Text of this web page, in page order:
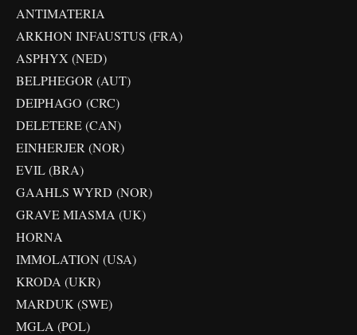
ANTIMATERIA
ARKHON INFAUSTUS (FRA)
ASPHYX (NED)
BELPHEGOR (AUT)
DEIPHAGO (CRC)
DELETERE (CAN)
EINHERJER (NOR)
EVIL (BRA)
GAAHLS WYRD (NOR)
GRAVE MIASMA (UK)
HORNA
IMMOLATION (USA)
KRODA (UKR)
MARDUK (SWE)
MGLA (POL)